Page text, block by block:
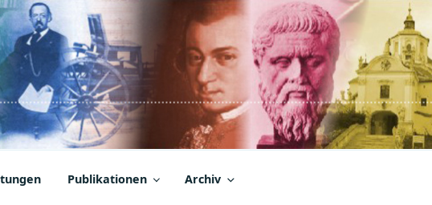
Publikationen Archiv